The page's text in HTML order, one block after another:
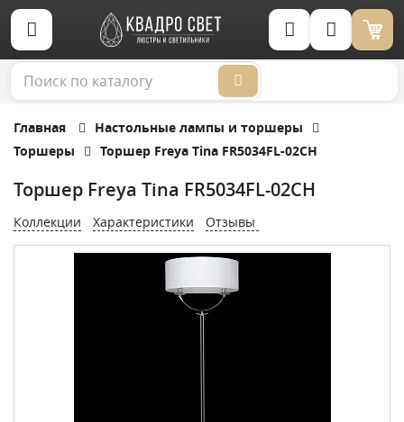
Корзина (0)
Главная
Настольные лампы и торшеры
Торшеры
Торшер Freya Tina FR5034FL-02CH
Торшер Freya Tina FR5034FL-02CH
Коллекции Характеристики Отзывы